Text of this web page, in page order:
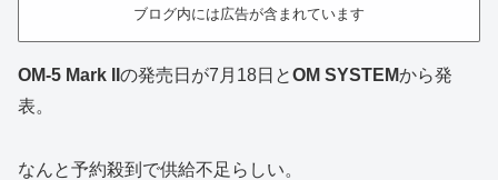
ブログ内には広告が含まれています
OM-5 Mark II の発売日が7月18日とOM SYSTEMから発
表。
なんと予約殺到で供給不足らしい。